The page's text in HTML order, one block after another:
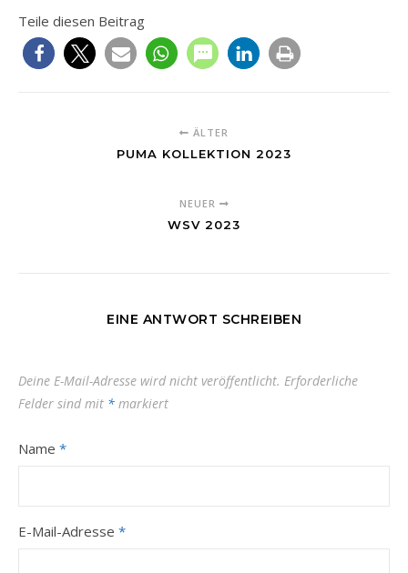
Teile diesen Beitrag
ÄLTER
PUMA KOLLEKTION 2023
NEUER
WSV 2023
EINE ANTWORT SCHREIBEN
Deine E-Mail-Adresse wird nicht veröffentlicht. Erforderliche
Felder sind mit * markiert
Name *
E-Mail-Adresse *